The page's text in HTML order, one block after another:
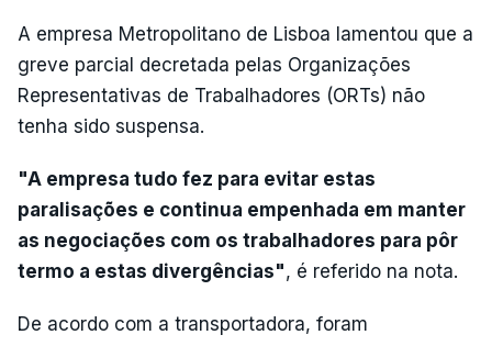
A empresa Metropolitano de Lisboa lamentou que a
greve parcial decretada pelas Organizações
Representativas de Trabalhadores (ORTs) não
tenha sido suspensa.
"A empresa tudo fez para evitar estas
paralisações e continua empenhada em manter
as negociações com os trabalhadores para pôr
termo a estas divergências", é referido na nota.
De acordo com a transportadora, foram